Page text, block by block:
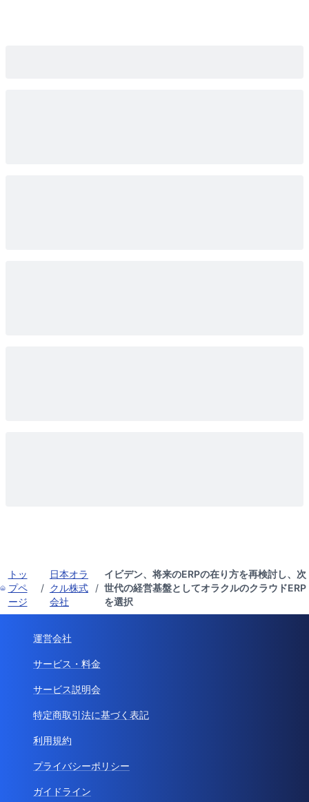
トッ
プペ
ージ
/
日本オラ
クル株式
会社
/
イビデン、将来のERPの在り方を再検討し、次
世代の経営基盤としてオラクルのクラウドERP
を選択
運営会社
サービス・料金
サービス説明会
特定商取引法に基づく表記
利用規約
プライバシーポリシー
ガイドライン